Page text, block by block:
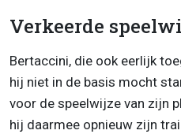
Verkeerde
Bertaccini, die ook eerlijk
hij niet in de basis mocht
voor de speelwijze van zijn
hij daarmee opnieuw zijn